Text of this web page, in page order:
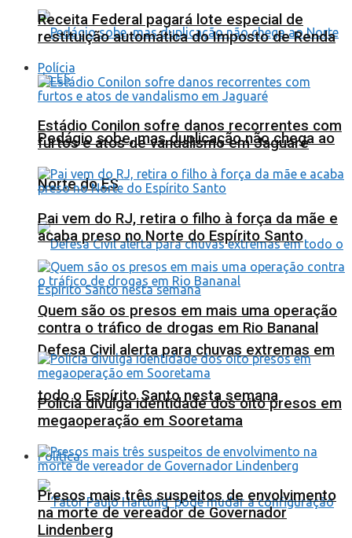
Pedágio sobe, mas duplicação não chega ao
Norte do ES
Defesa Civil alerta para chuvas extremas em
todo o Espírito Santo nesta semana
Política
Receita Federal pagará lote especial de
restituição automática do Imposto de Renda
Polícia
Estádio Conilon sofre danos recorrentes com
furtos e atos de vandalismo em Jaguaré
Pai vem do RJ, retira o filho à força da mãe e
acaba preso no Norte do Espírito Santo
Quem são os presos em mais uma operação
contra o tráfico de drogas em Rio Bananal
Polícia divulga identidade dos oito presos em
megaoperação em Sooretama
Presos mais três suspeitos de envolvimento
na morte de vereador de Governador
Lindenberg